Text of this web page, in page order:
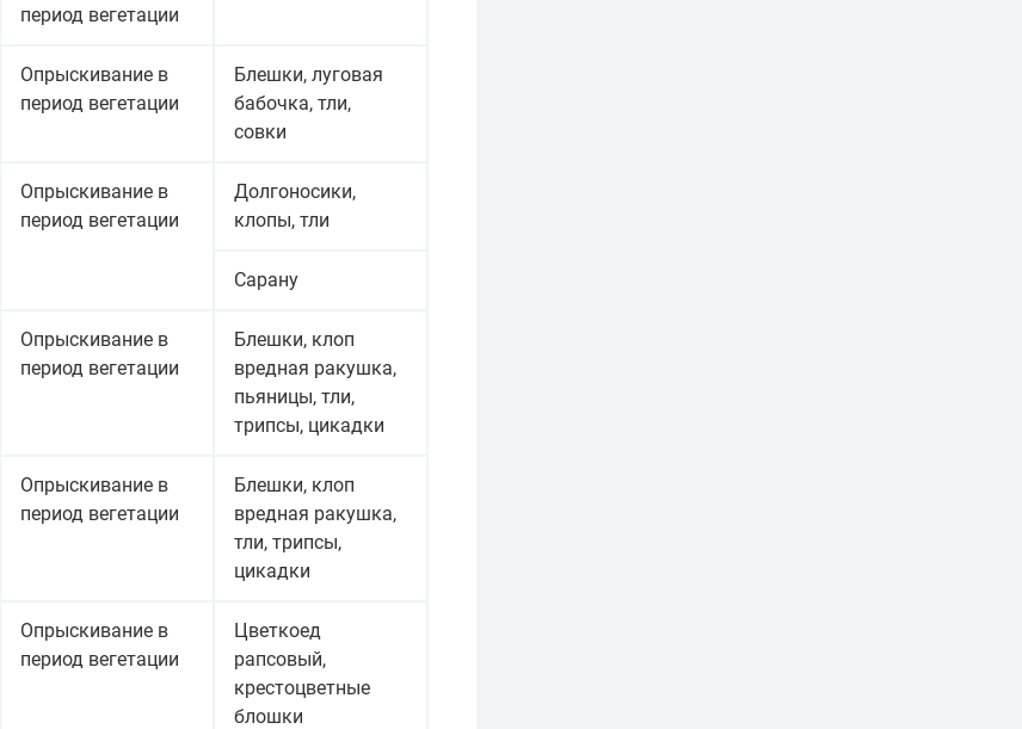
период вегетации
Опрыскивание в
период вегетации
Блешки, луговая
бабочка, тли,
совки
Опрыскивание в
период вегетации
Долгоносики,
клопы, тли
Сарану
Опрыскивание в
период вегетации
Блешки, клоп
вредная ракушка,
пьяницы, тли,
трипсы, цикадки
Опрыскивание в
период вегетации
Блешки, клоп
вредная ракушка,
тли, трипсы,
цикадки
Опрыскивание в
период вегетации
Цветкоед
рапсовый,
крестоцветные
блошки